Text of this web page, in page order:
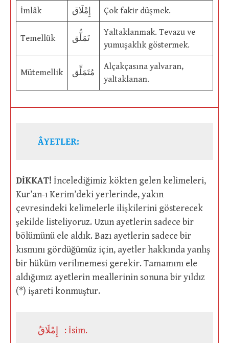
İmlâk إِمْلَاق Çok fakir düşmek.
Temellük تَمَلُّق
Yaltaklanmak. Tevazu ve
yumuşaklık göstermek.
Mütemellik مُتَمَلِّق
Alçakçasına yalvaran,
yaltaklanan.
ÂYETLER:
DİKKAT! İncelediğimiz kökten gelen kelimeleri,
Kur’an-ı Kerim’deki yerlerinde, yakın
çevresindeki kelimelerle ilişkilerini gösterecek
şekilde listeliyoruz. Uzun ayetlerin sadece bir
bölümünü ele aldık. Bazı ayetlerin sadece bir
kısmını gördüğümüz için, ayetler hakkında yanlış
bir hüküm verilmemesi gerekir. Tamamını ele
aldığımız ayetlerin meallerinin sonuna bir yıldız
(*) işareti konmuştur.
إِمْلَاقٌ : İsim.